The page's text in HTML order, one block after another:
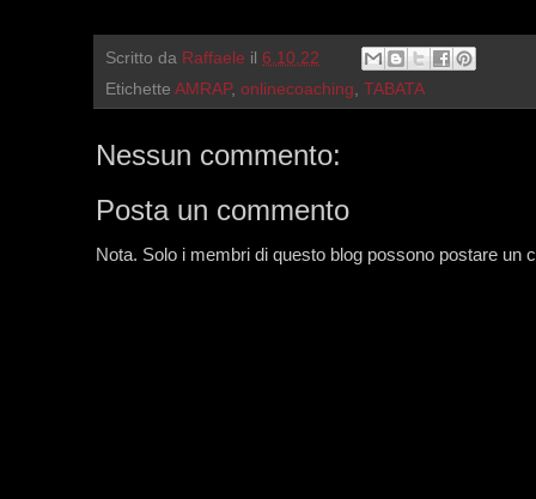
Scritto da Raffaele il 6.10.22
Etichette AMRAP, onlinecoaching, TABATA
Nessun commento:
Posta un commento
Nota. Solo i membri di questo blog possono postare un